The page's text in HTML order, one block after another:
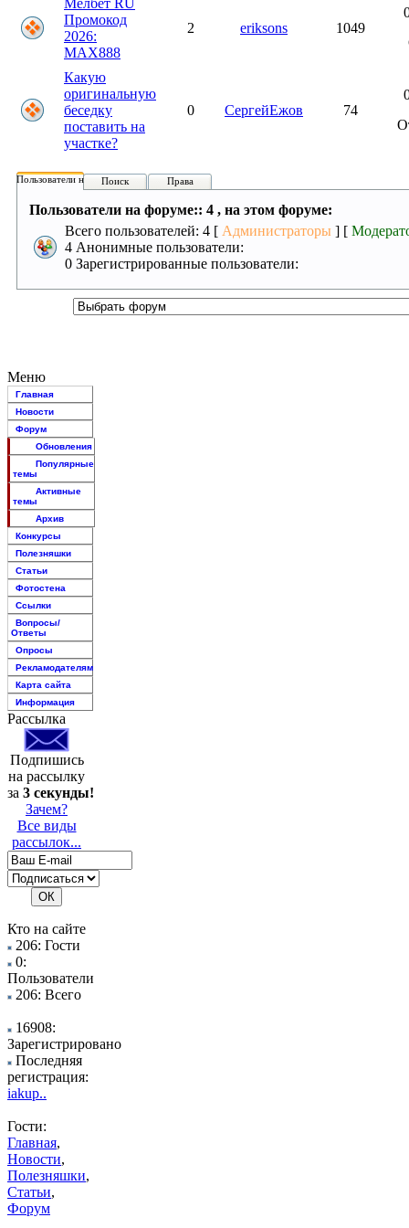
Мелбет RU
Промокод
2026:
MAX888
2 eriksons 1049
Какую
оригинальную
беседку
поставить на
участке?
0 СергейЕжов 74
Пользователи на форуме:
Поиск Права
Пользователи на форуме:: 4 , на этом форуме:
Всего пользователей: 4 [ Администраторы ] [
4 Анонимные пользователи:
0 Зарегистрированные пользователи:
Меню
Главная
Новости
Форум
Обновления
Популярные
темы
Активные
темы
Архив
Конкурсы
Полезняшки
Статьи
Фотостена
Ссылки
Вопросы/
Ответы
Опросы
Рекламодателям
Карта сайта
Информация
Рассылка
Подпишись
на рассылку
за 3 секунды!
Зачем?
Все виды
рассылок...
Кто на сайте
206: Гости
0:
Пользователи
206: Всего
16908:
Зарегистрировано
Последняя
регистрация:
iakup..
Гости:
Главная,
Новости,
Полезняшки,
Статьи,
Форум